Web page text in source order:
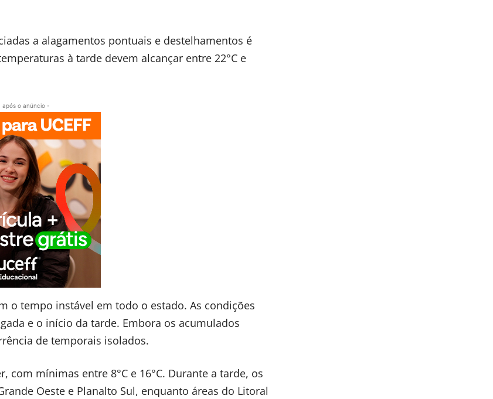
a alagamentos pontuais e destelhamentos é
à tarde devem alcançar entre 22°C e
após o anúncio -
o tempo instável em todo o estado. As condições
e o início da tarde. Embora os acumulados
de temporais isolados.
mínimas entre 8°C e 16°C. Durante a tarde, os
Oeste e Planalto Sul, enquanto áreas do Litoral